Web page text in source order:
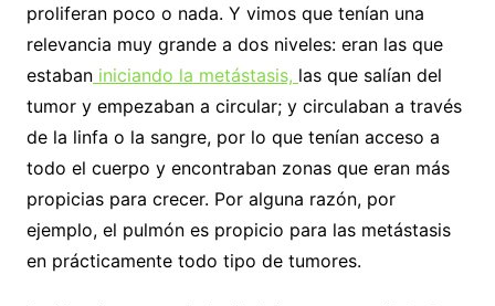
proliferan poco o nada. Y vimos que tenían una
relevancia muy grande a dos niveles: eran las que
estabaniniciando la metástasis, las que salían del
tumor y empezaban a circular; y circulaban a través
de la linfa o la sangre, por lo que tenían acceso a
todo el cuerpo y encontraban zonas que eran más
propicias para crecer. Por alguna razón, por
ejemplo, el pulmón es propicio para las metástasis
en prácticamente todo tipo de tumores.